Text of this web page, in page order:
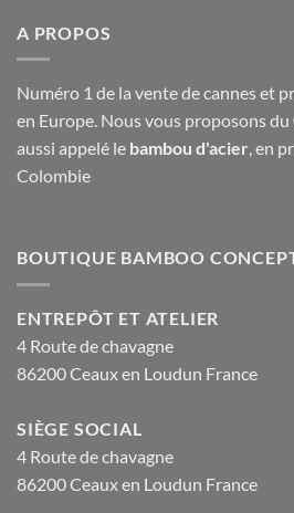
A PROPOS
Numéro 1 de la vente de cannes et
en Europe. Nous vous proposons du
aussi appelé le bambou d'acier, en
Colombie
BOUTIQUE BAMBOO
ENTREPÔT ET ATELIER
4 Route de chavagne
86200 Ceaux en Loudun France
SIÈGE SOCIAL
4 Route de chavagne
86200 Ceaux en Loudun France